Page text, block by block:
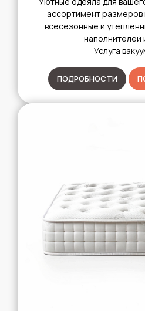
ассортимент размеров
всесезонные и
наполнителей
Услуга
ПОДРОБНОСТИ